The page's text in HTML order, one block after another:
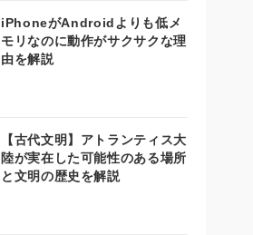
iPhoneがAndroidよりも低メ
モリなのに動作がサクサクな理
由を解説
【古代文明】アトランティス大
陸が実在した可能性のある場所
と文明の歴史を解説